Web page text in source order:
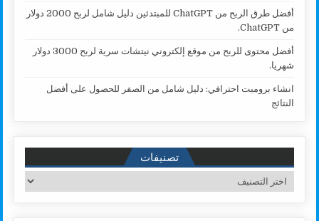
أفضل طرق الربح من ChatGPT للمبتدئين دليل شامل لربح 2000 دولار
من ChatGPT.
أفضل محتوى للربح من موقع إلكتروني نيتشات سرية لربح 3000 دولار
شهريا.
انشاء برومبت احترافي: دليل شامل من الصفر للحصول على أفضل
النتائج
تصنيفات
تصنيفات